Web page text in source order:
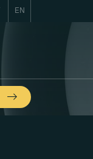
EN